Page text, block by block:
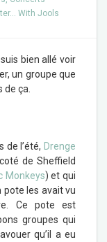
With Jools
bien allé voir
un groupe que
de ça.
de l’été, Drenge
de Sheffield
Monkeys) et qui
pote les avait vu
Ce pote est
groupes qui
qu’il a eu